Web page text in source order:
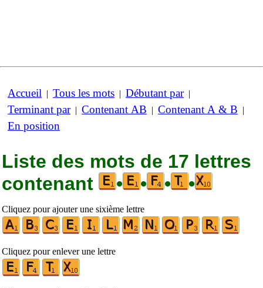
Accueil | Tous les mots | Débutant par|
Terminant par| Contenant AB | Contenant A & B |
En position
Liste des mots de 17 lettres
contenant
• • • •
Cliquez pour ajouter une sixième lettre
Cliquez pour enlever une lettre